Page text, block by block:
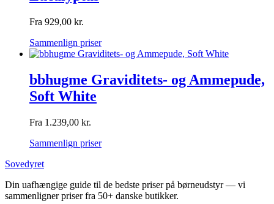
Fra 929,00 kr.
Sammenlign priser
bbhugme Graviditets- og Ammepude,
Soft White
Fra 1.239,00 kr.
Sammenlign priser
Sovedyret
Din uafhængige guide til de bedste priser på børneudstyr — vi
sammenligner priser fra 50+ danske butikker.